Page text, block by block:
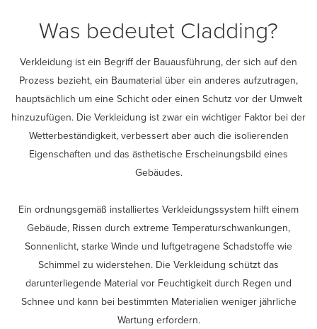
Was bedeutet Cladding?
Verkleidung ist ein Begriff der Bauausführung, der sich auf den
Prozess bezieht, ein Baumaterial über ein anderes aufzutragen,
hauptsächlich um eine Schicht oder einen Schutz vor der Umwelt
hinzuzufügen. Die Verkleidung ist zwar ein wichtiger Faktor bei der
Wetterbeständigkeit, verbessert aber auch die isolierenden
Eigenschaften und das ästhetische Erscheinungsbild eines
Gebäudes.
Ein ordnungsgemäß installiertes Verkleidungssystem hilft einem
Gebäude, Rissen durch extreme Temperaturschwankungen,
Sonnenlicht, starke Winde und luftgetragene Schadstoffe wie
Schimmel zu widerstehen. Die Verkleidung schützt das
darunterliegende Material vor Feuchtigkeit durch Regen und
Schnee und kann bei bestimmten Materialien weniger jährliche
Wartung erfordern.